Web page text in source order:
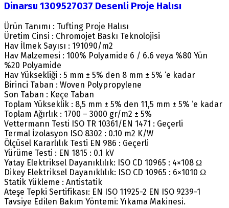
Dinarsu 1309527037 Desenli Proje Halısı
Ürün Tanımı : Tufting Proje Halısı
Üretim Cinsi : Chromojet Baskı Teknolojisi
Hav İlmek Sayısı : 191090/m2
Hav Malzemesi : 100% Polyamide 6 / 6.6 veya %80 Yün
%20 Polyamide
Hav Yüksekliği : 5 mm ± 5% den 8 mm ± 5% ‘e kadar
Birinci Taban : Woven Polypropylene
Son Taban : Keçe Taban
Toplam Yükseklik : 8,5 mm ± 5% den 11,5 mm ± 5% ‘e kadar
Toplam Ağırlık : 1700 – 3000 gr/m2 ± 5%
Vettermann Testi ISO TR 10361/EN 1471 : Geçerli
Termal İzolasyon ISO 8302 : 0.10 m2 K/W
Ölçüsel Kararlılık Testi EN 986 : Geçerli
Yürüme Testi : EN 1815 : 0.1 kV
Yatay Elektriksel Dayanıklılık: ISO CD 10965 : 4×108 Ω
Dikey Elektriksel Dayanıklılık: ISO CD 10965 : 6×1010 Ω
Statik Yükleme : Antistatik
Ateşe Tepki Sertifikası: EN ISO 11925-2 EN ISO 9239-1
Tavsiye Edilen Bakım Yöntemi: Yıkama Makinesi.